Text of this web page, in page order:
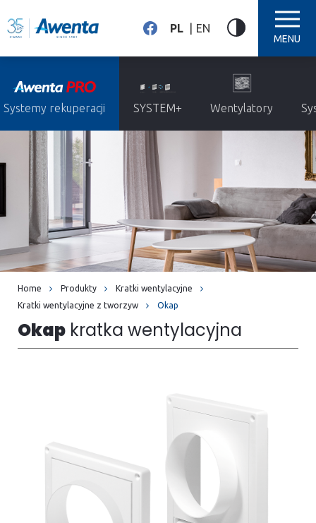
PL EN
MENU
SYSTEM+ Wentylatory
Systemy rekuperacji
Home Produkty
Kratki wentylacyjne
Kratki wentylacyjne z tworzyw
Okap
Okapkratka wentylacyjna